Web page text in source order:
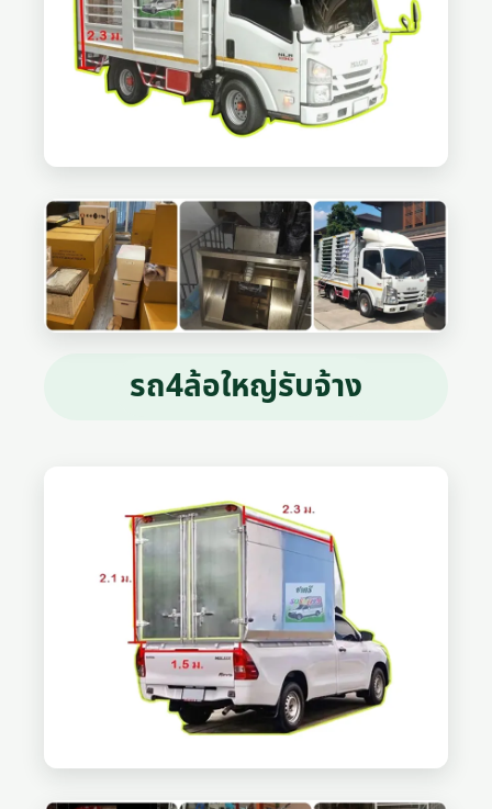
รถ4ล้อใหญ่รับจ้าง